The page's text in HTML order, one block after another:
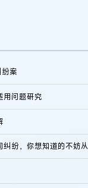
案
用问题研究
纷，你想知道的不妨